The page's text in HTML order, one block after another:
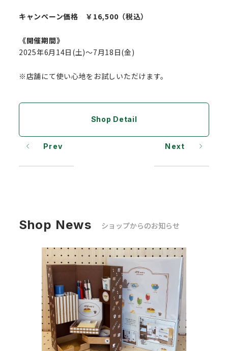
キャンペーン価格 ￥16,500（税込）
《開催期間》
2025年6月14日(土)～7月18日(金)
※店舗にて使い心地をお試しいただけます。
Shop Detail
Prev Next
Shop News ショップからのお知らせ